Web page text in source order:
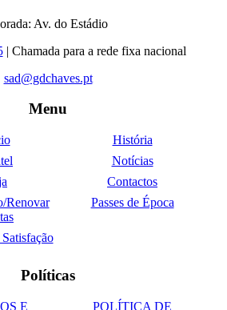
Av. do Estádio
| Chamada para a rede fixa nacional
sad@gdchaves.pt
Menu
História
Notícias
Contactos
Renovar
Passes de Época
Políticas
E POLÍTICA DE